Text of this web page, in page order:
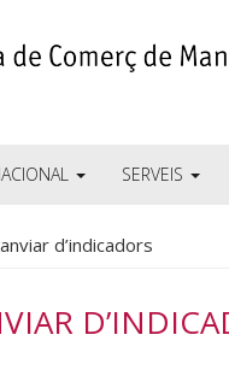
SERVEIS
d’indicadors